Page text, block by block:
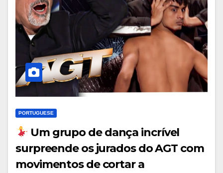
PORTUGUESE
Um grupo de dança incrível
surpreende os jurados do AGT com
movimentos de cortar a